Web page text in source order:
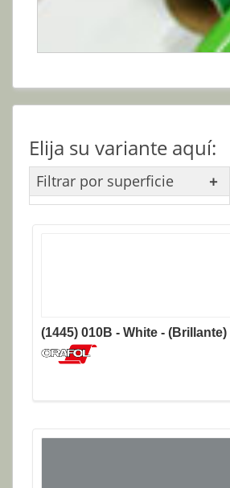
Elija su variante aquí:
Filtrar por superficie
(1445) 010B - White - (Brillante)